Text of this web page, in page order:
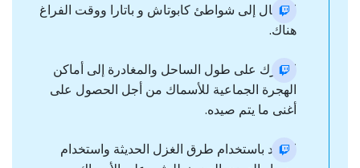
الانتقال إلى شواطئ كابوتاش و باتارا ووقت الفراغ
هناك.
التحرك على طول الساحل والمغادرة إلى أماكن
الهجرة الجماعية للأسماك من أجل الحصول على
أغنى ما يتم صيده.
الصيد باستخدام طرق الغزل الحديثة واستخدام